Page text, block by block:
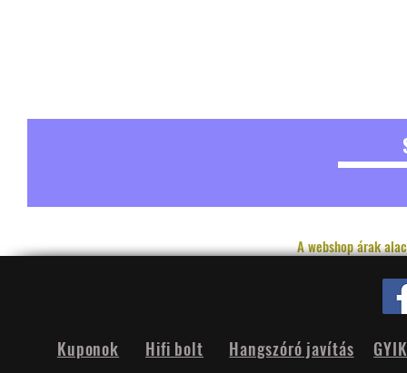
A webshop árak
Hifi bolt
Kuponok Hangszóró javítás GYIK